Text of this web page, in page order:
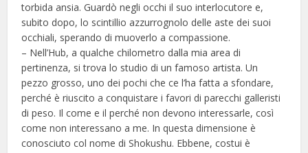
torbida ansia. Guardò negli occhi il suo interlocutore e,
subito dopo, lo scintillio azzurrognolo delle aste dei suoi
occhiali, sperando di muoverlo a compassione.
– Nell’Hub, a qualche chilometro dalla mia area di
pertinenza, si trova lo studio di un famoso artista. Un
pezzo grosso, uno dei pochi che ce l’ha fatta a sfondare,
perché è riuscito a conquistare i favori di parecchi galleristi
di peso. Il come e il perché non devono interessarle, così
come non interessano a me. In questa dimensione è
conosciuto col nome di Shokushu. Ebbene, costui è